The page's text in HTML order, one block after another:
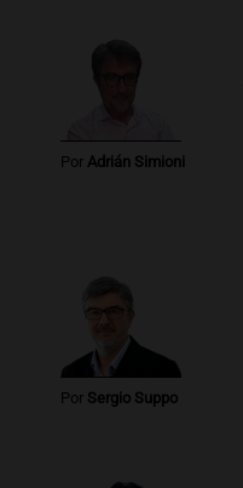
Por Adrián Simioni
Por Sergio Suppo